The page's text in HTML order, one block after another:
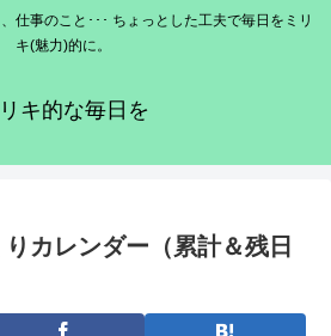
仕事のこと･･･ ちょっとした工夫で毎日をミリ
キ(魅力)的に。
キ的な毎日を